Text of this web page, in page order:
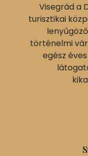
Visegrád a
turisztikai
történelmi
egész